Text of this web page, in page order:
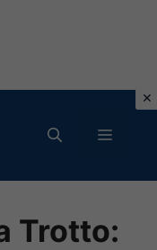
MENU
Trotto: